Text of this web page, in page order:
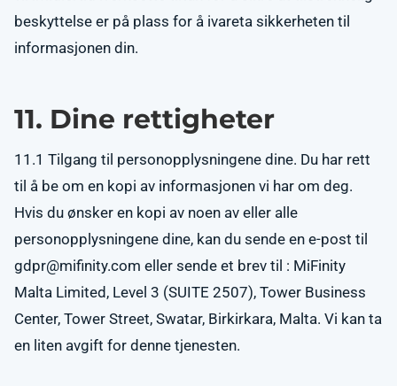
beskyttelse er på plass for å ivareta sikkerheten til
informasjonen din.
11. Dine rettigheter
11.1 Tilgang til personopplysningene dine. Du har rett
til å be om en kopi av informasjonen vi har om deg.
Hvis du ønsker en kopi av noen av eller alle
personopplysningene dine, kan du sende en e-post til
gdpr@mifinity.com eller sende et brev til : MiFinity
Malta Limited, Level 3 (SUITE 2507), Tower Business
Center, Tower Street, Swatar, Birkirkara, Malta. Vi kan ta
en liten avgift for denne tjenesten.